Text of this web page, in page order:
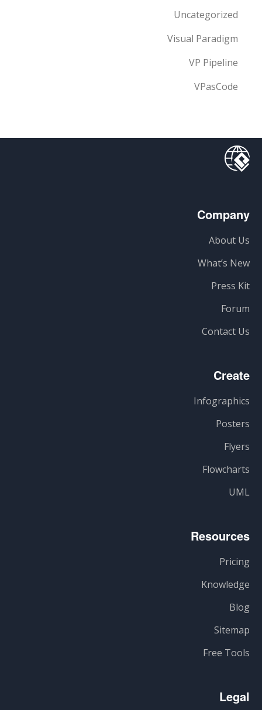
Uncategorized
Visual Paradigm
VP Pipeline
VPasCode
Company
About Us
What’s New
Press Kit
Forum
Contact Us
Create
Infographics
Posters
Flyers
Flowcharts
UML
Resources
Pricing
Knowledge
Blog
Sitemap
Free Tools
Legal